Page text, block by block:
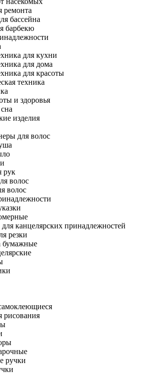
ремонта
бассейна
барбекю
для кухни
для дома
для красоты
техника
и здоровья
изделия
для волос
рук
волос
волос
канцелярских принадлежностей
резки
бумажные
рисования
ручки